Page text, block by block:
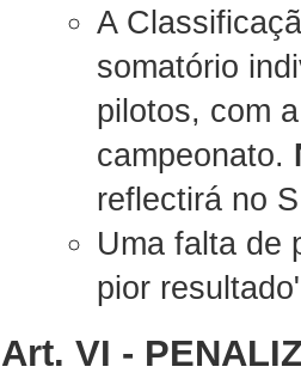
A
somatório
pilotos, com
campeonato.
reflectirá no
Uma falta de
pior
Art. VI -